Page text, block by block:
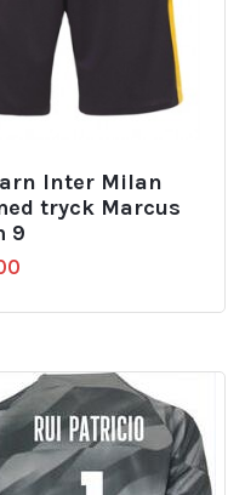
Inter Milan
tryck Marcus
9